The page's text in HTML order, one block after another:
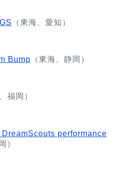
（東海、愛知）
Bump （東海、静岡）
福岡）
DreamScouts performance
）